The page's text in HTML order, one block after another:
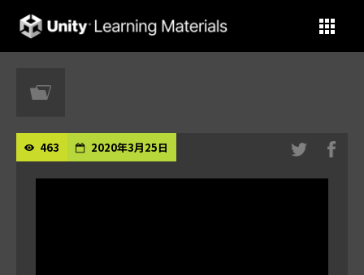
Unity Learning Materials
463 2020年3月25日